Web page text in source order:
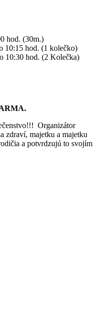
hod. (30m.)
10:15 hod. (1 kolečko)
10:30 hod. (2 Kolečka)
Organizátor
zdraví, majetku a majetku
a potvrdzujú to svojím